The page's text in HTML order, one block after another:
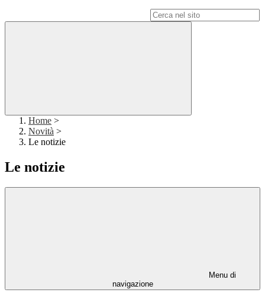
Home >
Novità >
Le notizie
Le notizie
Menu di
navigazione